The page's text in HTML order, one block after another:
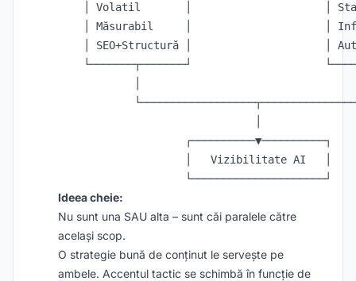
│ Volatil       │                     │
│ Măsurabil     │                     │
│ SEO+Structură │                     │
└───────┬───────┘
                    ┌──────────▼──────────┐
                    │   Vizibilitate AI   │
Ideea cheie:
Nu sunt una SAU alta – sunt căi paralele către
același scop.
O strategie bună de conținut le servește pe
ambele. Accentul tactic se schimbă în funcție de